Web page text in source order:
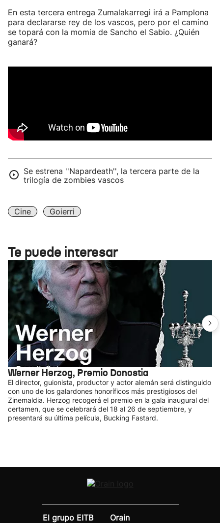
En esta tercera entrega Zumalakarregi irá a Pamplona
para declararse rey de los vascos, pero por el camino
se topará con la momia de Sancho el Sabio. ¿Quién
ganará?
Se estrena ''Napardeath'', la tercera parte de la
trilogía de zombies vascos
Cine Goierri
Te puede interesar
Werner Herzog, Premio Donostia
El director, guionista, productor y actor alemán será distinguido
con uno de los galardones honoríficos más prestigiosos del
Zinemaldia. Herzog recogerá el premio en la gala inaugural del
certamen, que se celebrará del 18 al 26 de septiembre, y
presentará su última película, Bucking Fastard.
El grupo EITB
Orain